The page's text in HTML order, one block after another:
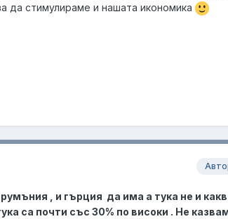
да стимулираме и нашата икономика
, и гърция да има а тука не и
са почти със 30% по високи . Не